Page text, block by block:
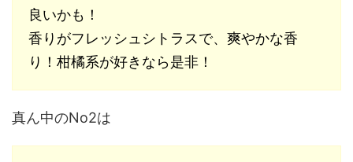
良いかも！
香りがフレッシュシトラスで、爽やかな香
り！柑橘系が好きなら是非！
真ん中のNo2は